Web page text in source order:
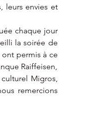
leurs envies et
chaque jour
la soirée de
permis à ce
Raiffeisen,
culturel Migros,
remercions